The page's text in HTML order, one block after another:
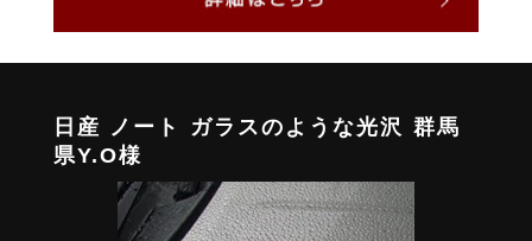
日産 ノート ガラスのような光沢 群馬
県Y.O様